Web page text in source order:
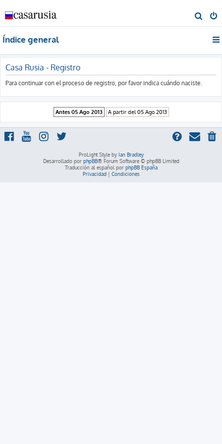
u
r
Índice general
Casa Rusia - Registro
Para continuar con el proceso de registro, por favor indica cuándo naciste.
ProLight Style by Ian Bradley
Desarrollado por phpBB® Forum Software © phpBB Limited
Traducción al español por phpBB España
Privacidad| Condiciones